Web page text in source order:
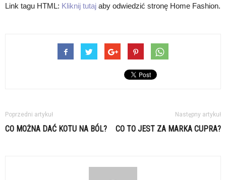
Link tagu HTML: Kliknij tutaj aby odwiedzić stronę Home Fashion.
Poprzedni artykuł
CO MOŻNA DAĆ KOTU NA BÓL?
Następny artykuł
CO TO JEST ZA MARKA CUPRA?